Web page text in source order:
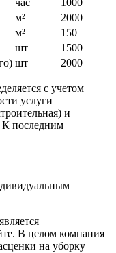
час
1000
м²
2000
м²
150
шт
1500
шт 2000
с учетом
услуги
и
К последним
В целом компания
на уборку